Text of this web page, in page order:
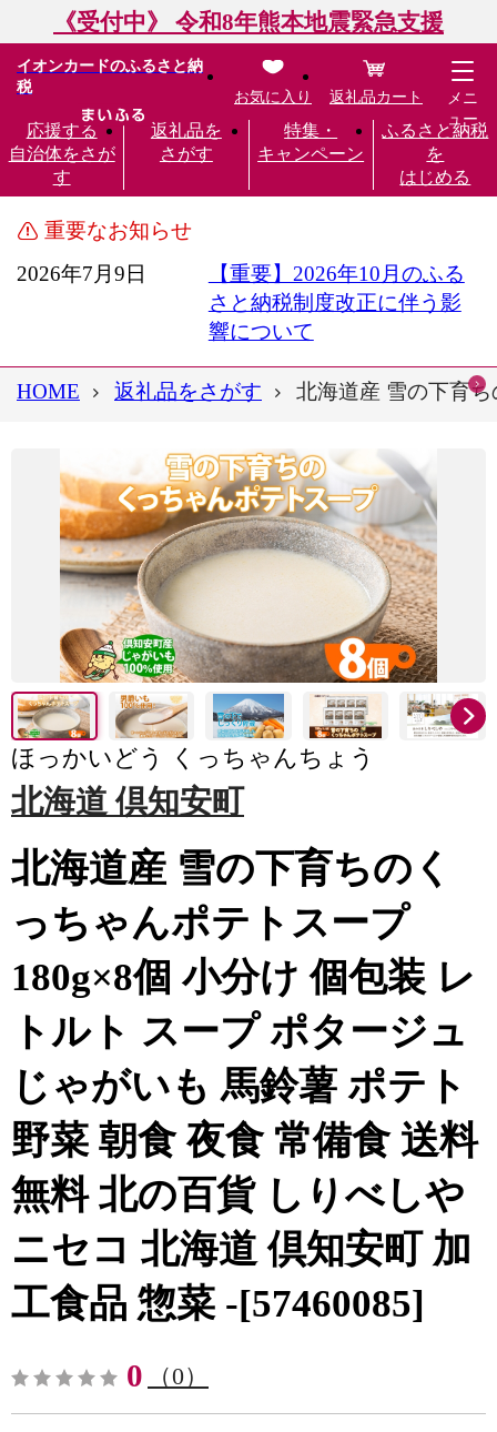
《受付中》 令和8年熊本地震緊急支援
イオンカードのふるさと納
税
応援する
自治体をさが
す
返礼品を
さがす
特集・
キャンペーン
ふるさと納税
を
はじめる
お気に入り 返礼品カート
メニ
ュー
重要なお知らせ
2026年7月9日
【重要】2026年10月のふる
さと納税制度改正に伴う影
響について
HOME 返礼品をさがす 北海道産 雪の下育
ほっかいどう くっちゃんちょう
北海道 倶知安町
北海道産 雪の下育ちのく
っちゃんポテトスープ
180g×8個 小分け 個包装 レ
トルト スープ ポタージュ
じゃがいも 馬鈴薯 ポテト
野菜 朝食 夜食 常備食 送料
無料 北の百貨 しりべしや
ニセコ 北海道 倶知安町 加
工食品 惣菜 -[57460085]
0 （0）